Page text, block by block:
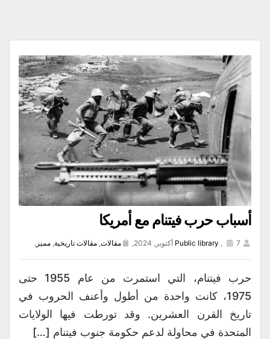
أسباب حرب فيتنام مع أمريكا
Public library , 7 أكتوبر, 2024, مقالات, مقالات تاريخية, مميز ,
حرب فيتنام، التي استمرت من عام 1955 حتى
1975، كانت واحدة من أطول وأعنف الحروب في
تاريخ القرن العشرين. وقد تورطت فيها الولايات
المتحدة في محاولة لدعم حكومة جنوب فيتنام […]